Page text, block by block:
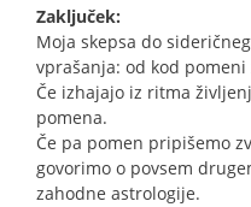
Zaključek:
Moja skepsa do
vprašanja: od kod
Če izhajajo iz ritma
pomena.
Če pa pomen pripišemo
govorimo o povsem
zahodne astrologije.